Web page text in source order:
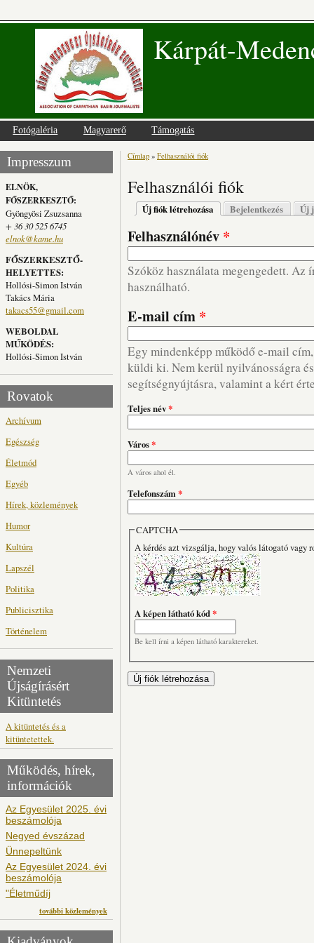
Kárpát-
Fotógaléria Magyarerő Támogatás
Impresszum
ELNÖK,
FŐSZERKESZTŐ:
Gyöngyösi Zsuzsanna
+ 36 30 525 6745
elnok@kame.hu
FŐSZERKESZTŐ-
HELYETTES:
Hollósi-Simon István
Takács Mária
takacs55@gmail.com
WEBOLDAL
MŰKÖDÉS:
Hollósi-Simon István
Rovatok
Archívum
Egészség
Életmód
Egyéb
Hírek, közlemények
Humor
Kultúra
Lapszél
Politika
Publicisztika
Történelem
Nemzeti
Újságírásért
Kitüntetés
A kitüntetés és a
kitüntetettek.
Működés, hírek,
információk
Az Egyesület 2025. évi
beszámolója
Negyed évszázad
Ünnepeltünk
Az Egyesület 2024. évi
beszámolója
"Életműdíj
további közlemények
Jelenlegi hely
Címlap » Felhasználói fiók
Felhasználói fiók
Elsődleges fülek
Új fiók létrehozása (aktív fül)
Bejelentkezés Új
Felhasználónév *
Szóköz használata megengedett. Az
használható.
E-mail cím *
Egy mindenképp működő e-mail
küldi ki. Nem kerül nyilvánosságra
segítségnyújtásra, valamint a kért
Teljes név*
Város*
A város ahol él.
Telefonszám*
CAPTCHA
A kérdés azt vizsgálja, hogy valós látogató vagy
A képen látható kód*
Be kell írni a képen látható karaktereket.